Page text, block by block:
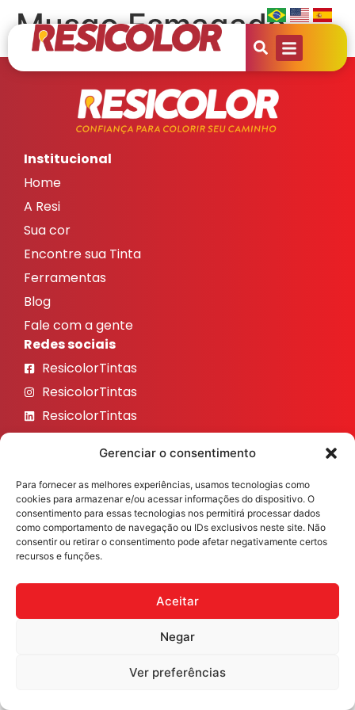
Gerenciar o consentimento
Para fornecer as melhores experiências, usamos tecnologias como
cookies para armazenar e/ou acessar informações do dispositivo. O
consentimento para essas tecnologias nos permitirá processar dados
como comportamento de navegação ou IDs exclusivos neste site. Não
consentir ou retirar o consentimento pode afetar negativamente certos
recursos e funções.
Aceitar
Negar
Ver preferências
Musgo Esmagado
Institucional
Home
A Resi
Sua cor
Encontre sua Tinta
Ferramentas
Blog
Fale com a gente
Redes sociais
ResicolorTintas
ResicolorTintas
ResicolorTintas
ResicolorTintas
ResicolorTintas
Veja nosso Instagram
Desenvolvido porFast Digital 360